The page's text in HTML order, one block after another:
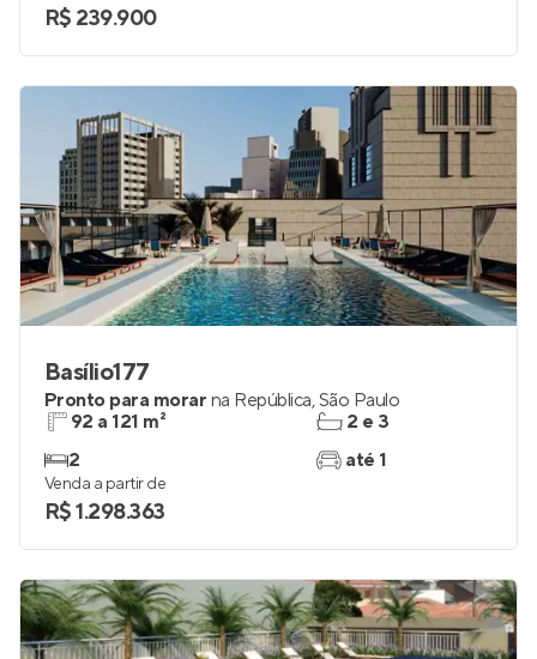
R$ 239.900
Basílio177
Pronto para morar na República,São Paulo
92 a 121 m²
2
2 e 3
até 1
Venda a partir de
R$ 1.298.363